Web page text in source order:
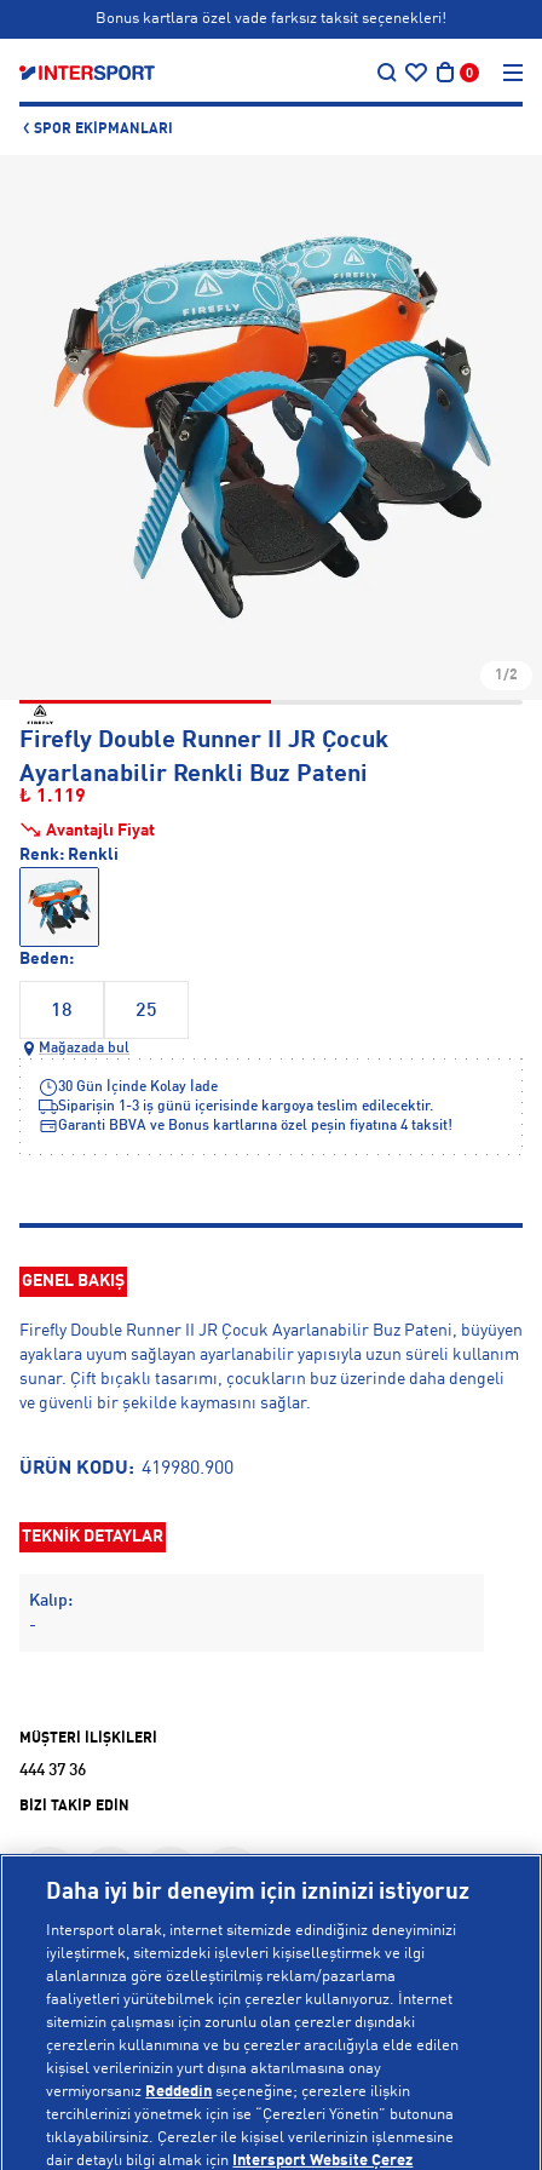
Bonus kartlara özel vade farksız taksit seçenekleri!
0
SPOR EKIPMANLARI
1/2
Firefly Double Runner II JR Çocuk
Ayarlanabilir Renkli Buz Pateni
₺ 1.119
Avantajlı Fiyat
Beden:
18 25
Renk: Renkli
Mağazada bul
30 Gün İçinde Kolay İade
Siparişin 1-3 iş günü içerisinde kargoya teslim edilecektir.
Garanti BBVA ve Bonus kartlarına özel peşin fiyatına 4 taksit!
GENEL BAKIŞ
Firefly Double Runner II JR Çocuk Ayarlanabilir Buz Pateni, büyüyen
ayaklara uyum sağlayan ayarlanabilir yapısıyla uzun süreli kullanım
sunar. Çift bıçaklı tasarımı, çocukların buz üzerinde daha dengeli
ve güvenli bir şekilde kaymasını sağlar.
ÜRÜN KODU: 419980.900
TEKNİK DETAYLAR
Kalıp:
-
MÜŞTERİ İLİŞKİLERİ
444 37 36
BİZİ TAKİP EDİN
KURUMSAL
Hakkımızda
Mağazalarımız
Bilgi Toplumu Hizmetleri
YARDIM
Sipariş Takibi
Daha iyi bir deneyim için izninizi istiyoruz
Intersport olarak, internet sitemizde edindiğiniz deneyiminizi
iyileştirmek, sitemizdeki işlevleri kişiselleştirmek ve ilgi
alanlarınıza göre özelleştirilmiş reklam/pazarlama
faaliyetleri yürütebilmek için çerezler kullanıyoruz. İnternet
sitemizin çalışması için zorunlu olan çerezler dışındaki
çerezlerin kullanımına ve bu çerezler aracılığıyla elde edilen
kişisel verilerinizin yurt dışına aktarılmasına onay
vermiyorsanız Reddedin seçeneğine; çerezlere ilişkin
tercihlerinizi yönetmek için ise “Çerezleri Yönetin” butonuna
tıklayabilirsiniz. Çerezler ile kişisel verilerinizin işlenmesine
dair detaylı bilgi almak için
Intersport Website Çerez